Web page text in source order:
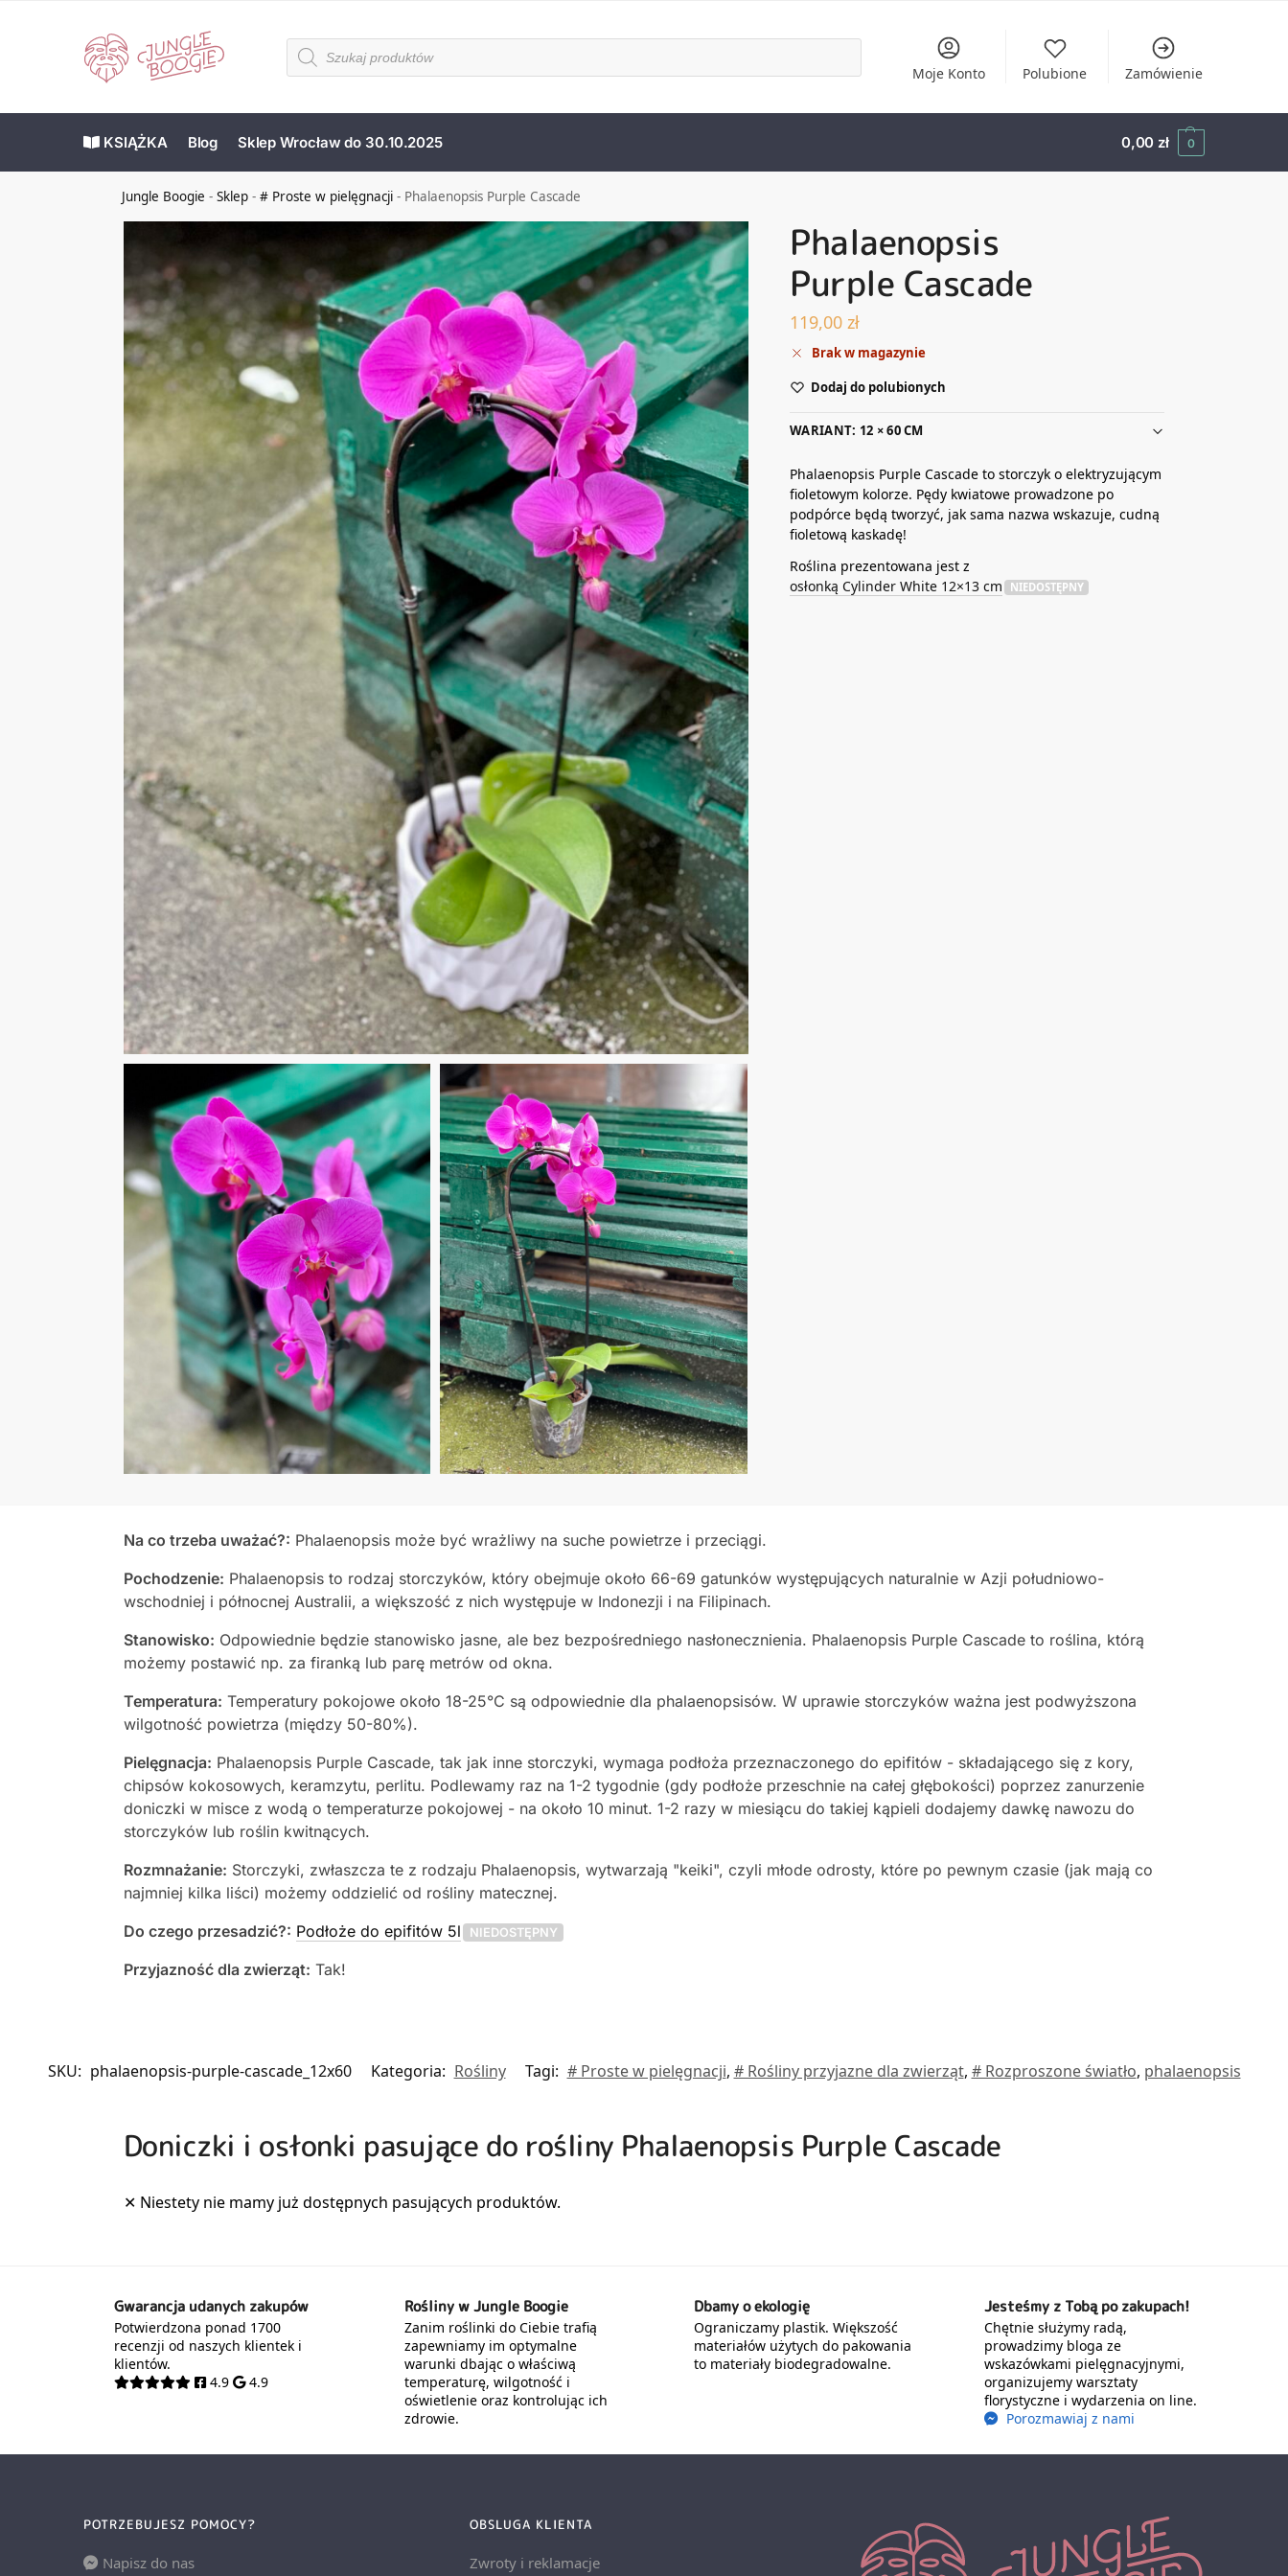
Moje Konto Polubione Zamówienie
KSIĄŻKA Blog Sklep Wrocław do 30.10.2025 0,00 zł 0
Jungle Boogie -Sklep -# Proste w pielęgnacji - Phalaenopsis Purple Cascade
Phalaenopsis
Purple Cascade
119,00 zł
Brak w magazynie
Dodaj do polubionych
WARIANT: 12 × 60 CM
Phalaenopsis Purple Cascade to storczyk o elektryzującym
fioletowym kolorze. Pędy kwiatowe prowadzone po
podpórce będą tworzyć, jak sama nazwa wskazuje, cudną
fioletową kaskadę!
Roślina prezentowana jest z
osłonką Cylinder White 12×13 cm
NIEDOSTĘPNY
Na co trzeba uważać?: Phalaenopsis może być wrażliwy na suche powietrze i przeciągi.
Pochodzenie: Phalaenopsis to rodzaj storczyków, który obejmuje około 66-69 gatunków występujących naturalnie w Azji południowo-
wschodniej i północnej Australii, a większość z nich występuje w Indonezji i na Filipinach.
Stanowisko: Odpowiednie będzie stanowisko jasne, ale bez bezpośredniego nasłonecznienia. Phalaenopsis Purple Cascade to roślina, którą
możemy postawić np. za firanką lub parę metrów od okna.
Temperatura: Temperatury pokojowe około 18-25°C są odpowiednie dla phalaenopsisów. W uprawie storczyków ważna jest podwyższona
wilgotność powietrza (między 50-80%).
Pielęgnacja: Phalaenopsis Purple Cascade, tak jak inne storczyki, wymaga podłoża przeznaczonego do epifitów - składającego się z kory,
chipsów kokosowych, keramzytu, perlitu. Podlewamy raz na 1-2 tygodnie (gdy podłoże przeschnie na całej głębokości) poprzez zanurzenie
doniczki w misce z wodą o temperaturze pokojowej - na około 10 minut. 1-2 razy w miesiącu do takiej kąpieli dodajemy dawkę nawozu do
storczyków lub roślin kwitnących.
Rozmnażanie: Storczyki, zwłaszcza te z rodzaju Phalaenopsis, wytwarzają "keiki", czyli młode odrosty, które po pewnym czasie (jak mają co
najmniej kilka liści) możemy oddzielić od rośliny matecznej.
Do czego przesadzić?: Podłoże do epifitów 5l NIEDOSTĘPNY
Przyjazność dla zwierząt: Tak!
SKU: phalaenopsis-purple-cascade_12x60 Kategoria: Rośliny Tagi: # Proste w pielęgnacji, # Rośliny przyjazne dla zwierząt, # Rozproszone światło, phalaenopsis
Doniczki i osłonki pasujące do rośliny Phalaenopsis Purple Cascade
Gwarancja udanych zakupów
Potwierdzona ponad 1700
recenzji od naszych klientek i
klientów.
4.9
4.9
Rośliny w Jungle Boogie
Zanim roślinki do Ciebie trafią
zapewniamy im optymalne
warunki dbając o właściwą
temperaturę, wilgotność i
oświetlenie oraz kontrolując ich
zdrowie.
Dbamy o ekologię
Ograniczamy plastik. Większość
materiałów użytych do pakowania
to materiały biodegradowalne.
Jesteśmy z Tobą po zakupach!
Chętnie służymy radą,
prowadzimy bloga ze
wskazówkami pielęgnacyjnymi,
organizujemy warsztaty
florystyczne i wydarzenia on line.
Porozmawiaj z nami
POTRZEBUJESZ POMOCY?
Napisz do nas
OBSLUGA KLIENTA
Zwroty i reklamacje